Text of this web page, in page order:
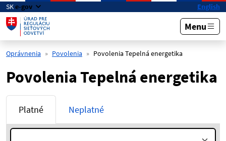
Preskočiť na hlavný obsah
SKe-gov English
Menu
Oprávnenia Povolenia Povolenia Tepelná energetika
Povolenia Tepelná energetika
Platné Neplatné
Rok: